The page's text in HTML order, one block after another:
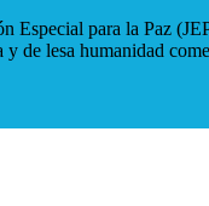
Especial para la Paz
de lesa humanidad